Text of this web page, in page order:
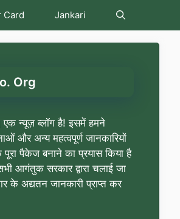
Card Jankari
Org
न्यूज़ ब्लॉग है! इसमें हमने
और अन्य महत्वपूर्ण जानकारियों
पैकेज बनाने का प्रयास किया है
आगंतुक सरकार द्वारा चलाई जा
के अद्यतन जानकारी प्राप्त कर